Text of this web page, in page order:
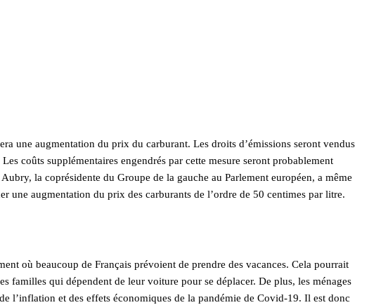
une augmentation du prix du carburant. Les droits d’émissions seront vendus
coûts supplémentaires engendrés par cette mesure seront probablement
la coprésidente du Groupe de la gauche au Parlement européen, a même
une augmentation du prix des carburants de l’ordre de 50 centimes par litre.
où beaucoup de Français prévoient de prendre des vacances. Cela pourrait
familles qui dépendent de leur voiture pour se déplacer. De plus, les ménages
l’inflation et des effets économiques de la pandémie de Covid-19. Il est donc